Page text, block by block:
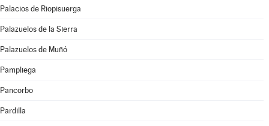
Palacios de Riopisuerga
Palazuelos de la Sierra
Palazuelos de Muñó
Pampliega
Pancorbo
Pardilla